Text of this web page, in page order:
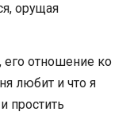
орущая
его отношение ко
любит и что я
простить